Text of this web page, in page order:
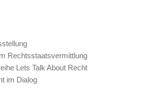
Rechtsstaatsvermittlung
Lets Talk About Recht
im Dialog